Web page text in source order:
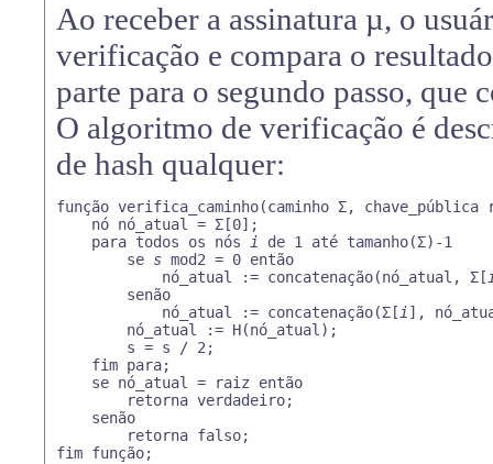
Ao receber a assinatura µ, o
verificação e compara o
parte para o segundo passo, que
O algoritmo de verificação é
de hash qualquer:
função verifica_caminho(caminho Σ,
    nó nó_atual = Σ[0];
    para todos os nós
i de 1 até tamanho(Σ)-1
        se
s mod2 = 0 então
            nó_atual := concatenação(nó_atual, Σ[
        senão
            nó_atual := concatenação(Σ[
i],
        nó_atual := H(nó_atual);
        s = s / 2;
    fim para;
    se nó_atual = raiz então
        retorna verdadeiro;
    senão
        retorna falso;
fim função;